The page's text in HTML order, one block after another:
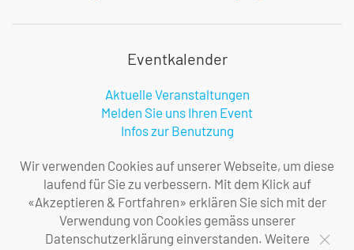
Eventkalender
Aktuelle Veranstaltungen
Melden Sie uns Ihren Event
Infos zur Benutzung
Firma
Über uns
Wir verwenden Cookies auf unserer Webseite, um diese
laufend für Sie zu verbessern. Mit dem Klick auf
«Akzeptieren & Fortfahren» erklären Sie sich mit der
Verwendung von Cookies gemäss unserer
Datenschutzerklärung einverstanden. Weitere